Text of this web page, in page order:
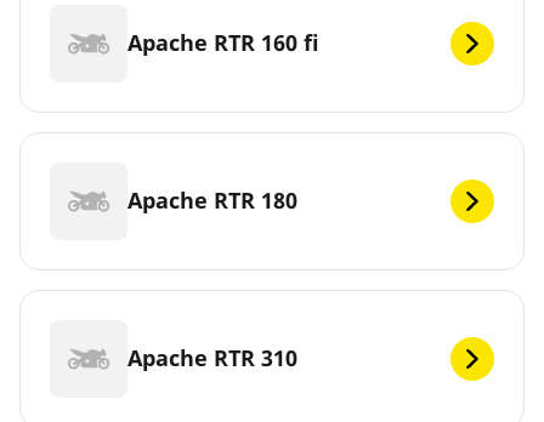
Apache RTR 160 fi
Apache RTR 180
Apache RTR 310